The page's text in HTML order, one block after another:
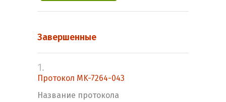
Завершенные
1.
Протокол MK-7264-043
Название протокола